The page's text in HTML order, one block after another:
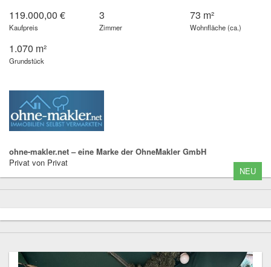
119.000,00 €
Kaufpreis
3
Zimmer
73 m²
Wohnfläche (ca.)
1.070 m²
Grundstück
ohne-makler.net – eine Marke der OhneMakler GmbH
Privat von Privat
NEU